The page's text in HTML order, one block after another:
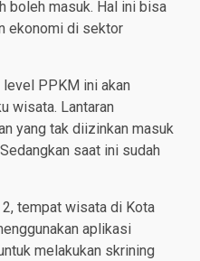
boleh masuk. Hal ini bisa
ekonomi di sektor
level PPKM ini akan
wisata. Lantaran
yang tak diizinkan masuk
saat ini sudah
tempat wisata di Kota
aplikasi
melakukan skrining